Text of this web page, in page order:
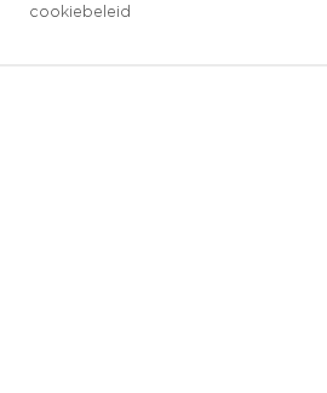
cookiebeleid